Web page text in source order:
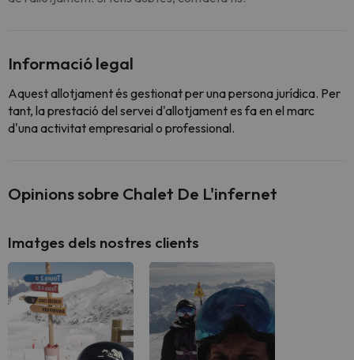
Informació legal
Aquest allotjament és gestionat per una persona jurídica. Per
tant, la prestació del servei d'allotjament es fa en el marc
d'una activitat empresarial o professional.
Opinions sobre Chalet De L'infernet
Imatges dels nostres clients